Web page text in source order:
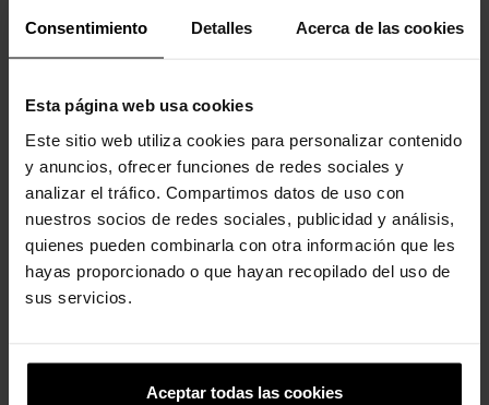
Consentimiento Detalles Acerca de las cookies
Esta página web usa cookies
Este sitio web utiliza cookies para personalizar contenido
y anuncios, ofrecer funciones de redes sociales y
analizar el tráfico. Compartimos datos de uso con
nuestros socios de redes sociales, publicidad y análisis,
quienes pueden combinarla con otra información que les
hayas proporcionado o que hayan recopilado del uso de
sus servicios.
Aceptar todas las cookies
-20% -20%
Flor de crochê azul
4,79 €